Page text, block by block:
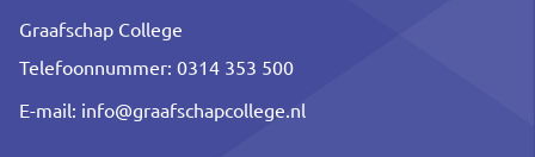
Graafschap College
Telefoonnummer: 0314 353 500
E-mail: info@graafschapcollege.nl